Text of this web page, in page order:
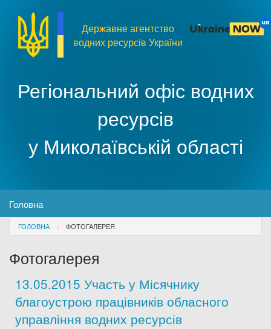
Регіональний офіс водних
ресурсів
у Миколаївській області
Державне агентство
водних ресурсів України
MENU
Головна
Про організацію
Доступ до публічної інформації
Дозвіл на спеціальне водокористування
Платні послуги
You are here
ГОЛОВНА ФОТОГАЛЕРЕЯ
Фотогалерея
13.05.2015 Участь у Місячнику
благоустрою працівників обласного
управління водних ресурсів